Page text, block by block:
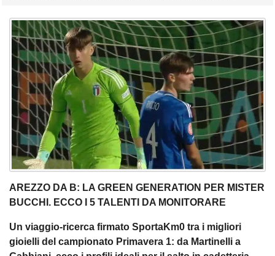
AREZZO DA B: LA GREEN GENERATION PER MISTER
BUCCHI. ECCO I 5 TALENTI DA MONITORARE
Un viaggio-ricerca firmato SportaKm0 tra i migliori
gioielli del campionato Primavera 1: da Martinelli a